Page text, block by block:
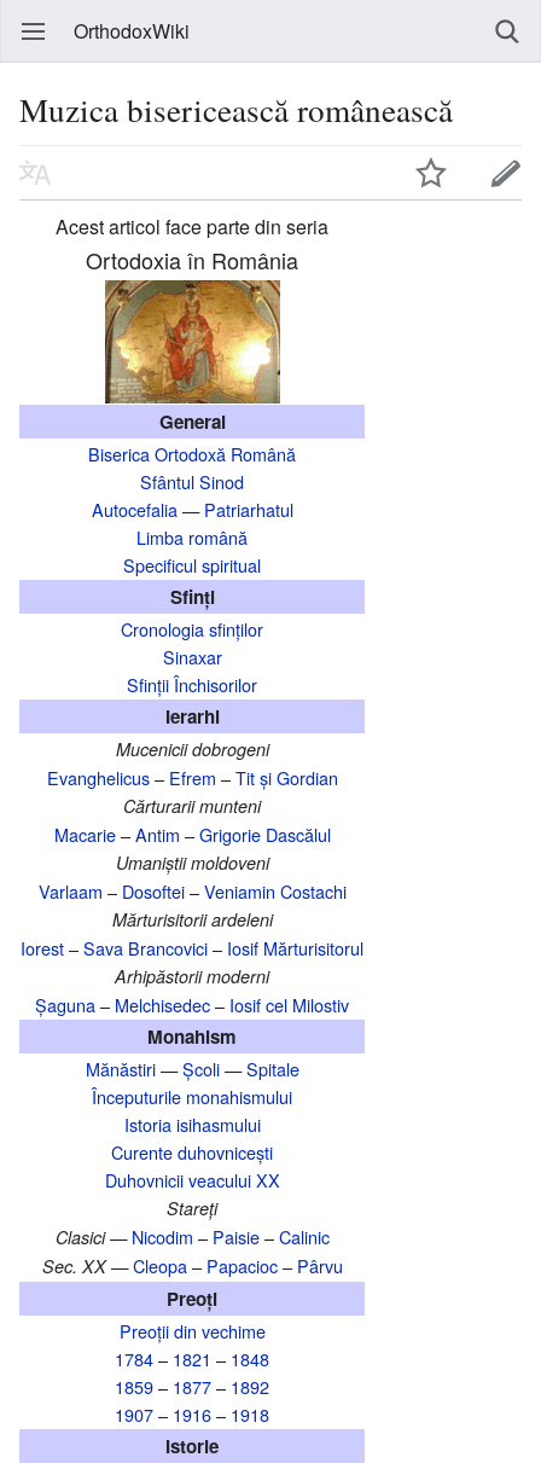
OrthodoxWiki
Muzica bisericească românească
Acest articol face parte din seria
Ortodoxia în România
General
Biserica Ortodoxă Română
Sfântul Sinod
Autocefalia—Patriarhatul
Limba română
Specificul spiritual
Sfinți
Cronologia sfinților
Sinaxar
Sfinții Închisorilor
Ierarhi
Mucenicii dobrogeni
Evanghelicus– Efrem –Tit și Gordian
Cărturarii munteni
Macarie–Antim –Grigorie Dascălul
Umaniștii moldoveni
Varlaam – Dosoftei–Veniamin Costachi
Mărturisitorii ardeleni
Iorest–Sava Brancovici– Iosif Mărturisitorul
Arhipăstorii moderni
Șaguna– Melchisedec– Iosif cel Milostiv
Monahism
Mănăstiri—Școli—Spitale
Începuturile monahismului
Istoria isihasmului
Curente duhovnicești
Duhovnicii veacului XX
Stareți
Clasici — Nicodim – Paisie–Calinic
Sec. XX — Cleopa– Papacioc– Pârvu
Preoți
Preoții din vechime
1784– 1821 – 1848
1859– 1877– 1892
1907– 1916– 1918
Istorie